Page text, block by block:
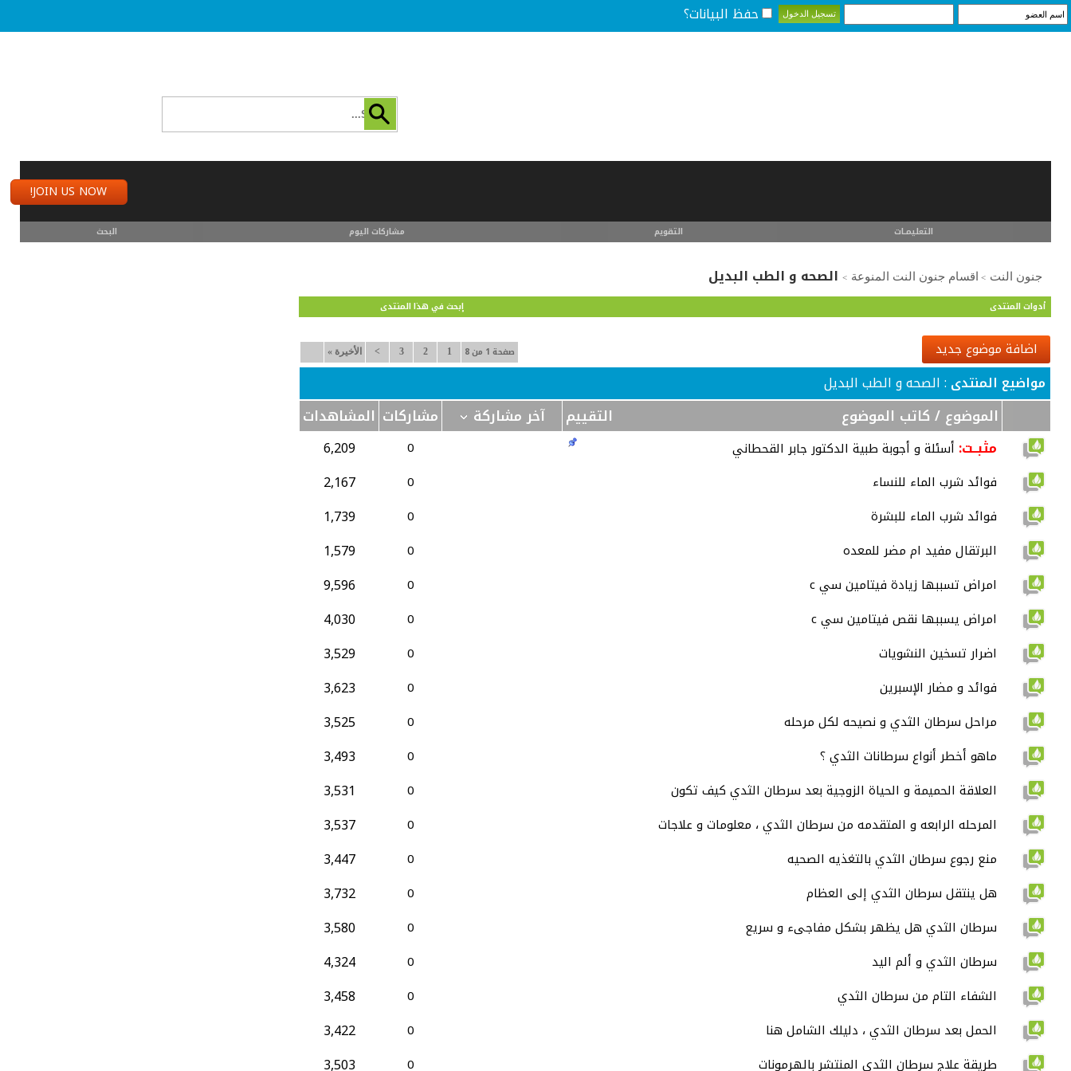
حفظ البيانات؟
JOIN US NOW!
التعليمـــات التقويم مشاركات اليوم البحث
جنون النت > اقسام جنون النت المنوعة > الصحه و الطب البديل
أدوات المنتدى إبحث في هذا المنتدى
اضافة موضوع جديد صفحة 1 من 8 1
2
3
> الأخيرة »
مواضيع المنتدى : الصحه و الطب البديل
التقييم الموضوع / كاتب الموضوع آخر مشاركة مشاركات المشاهدات
مثبــت: أسئلة و أجوبة طبية الدكتور جابر القحطاني 0
6,209
فوائد شرب الماء للنساء 0
2,167
فوائد شرب الماء للبشرة 0
1,739
البرتقال مفيد ام مضر للمعده 0
1,579
امراض تسببها زيادة فيتامين سي c 0
9,596
امراض يسببها نقص فيتامين سي c 0
4,030
اضرار تسخين النشويات 0
3,529
فوائد و مضار الإسبرين 0
3,623
مراحل سرطان الثدي و نصيحه لكل مرحله 0
3,525
ماهو أخطر أنواع سرطانات الثدي ؟ 0
3,493
العلاقة الحميمة و الحياة الزوجية بعد سرطان الثدي كيف تكون 0
3,531
المرحله الرابعه و المتقدمه من سرطان الثدي ، معلومات و علاجات 0
3,537
منع رجوع سرطان الثدي بالتغذيه الصحيه 0
3,447
هل ينتقل سرطان الثدي إلى العظام 0
3,732
سرطان الثدي هل يظهر بشكل مفاجىء و سريع 0
3,580
سرطان الثدي و ألم اليد 0
4,324
الشفاء التام من سرطان الثدي 0
3,458
الحمل بعد سرطان الثدي ، دليلك الشامل هنا 0
3,422
طريقة علاج سرطان الثدي المنتشر بالهرمونات 0
3,503